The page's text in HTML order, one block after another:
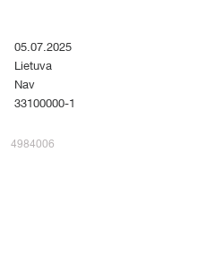
05.07.2025
Lietuva
Nav
33100000-1
4984006